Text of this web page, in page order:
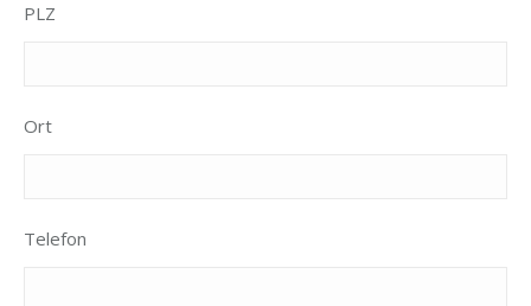
PLZ
Ort
Telefon